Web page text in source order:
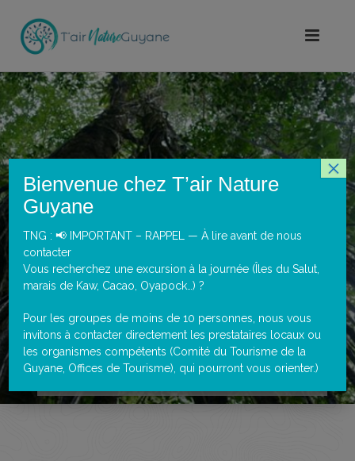
SÉJOUR « NATURE
POUR TOUS »
Bienvenue chez T’air Nature
Guyane
TNG : 📢 IMPORTANT – RAPPEL — À lire avant de nous
contacter
Vous recherchez une excursion à la journée (Îles du Salut,
marais de Kaw, Cacao, Oyapock…) ?
Pour les groupes de moins de 10 personnes, nous vous
invitons à contacter directement les prestataires locaux ou
les organismes compétents (Comité du Tourisme de la
Guyane, Offices de Tourisme), qui pourront vous orienter.)
×